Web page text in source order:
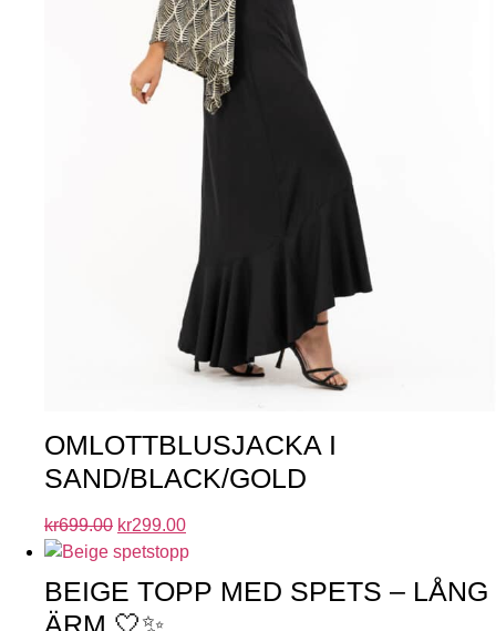
OMLOTTBLUSJACKA I
SAND/BLACK/GOLD
kr699.00 kr299.00
BEIGE TOPP MED SPETS – LÅNG
ÄRM 🤍✨